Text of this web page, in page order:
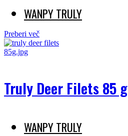
WANPY TRULY
Preberi več
Truly Deer Filets 85 g
WANPY TRULY